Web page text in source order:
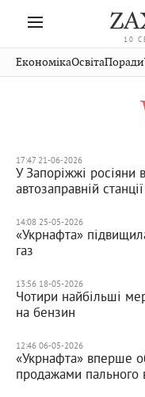
10
Івано-
Франківськ
РівнеСтрий
ЕкономікаОсвітаПоради
17:47 21-06-2026
У Запоріжжі
автозаправній станції
14:08 25-05-2026
«Укрнафта»
газ
13:56 18-05-2026
Чотири найбільші
на бензин
12:46 06-05-2026
«Укрнафта» вперше
продажами пального